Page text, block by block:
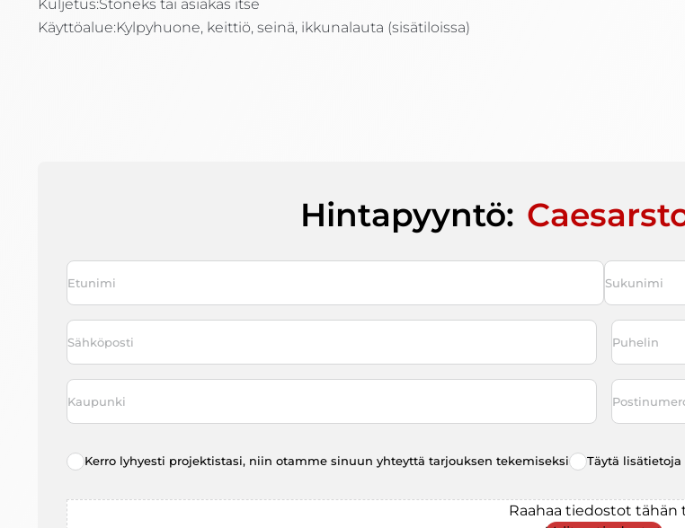
Kuljetus:Stoneks tai asiakas itse
Käyttöalue:Kylpyhuone, keittiö, seinä, ikkunalauta (sisätiloissa)
Hintapyyntö:
Nimi
Sähköposti Puhelin
Kaupunki
Radio
Kerro lyhyesti projektistasi, niin otamme sinuun yhteyttä tarjouksen tekemiseksi Täytä
File
Raahaa tiedostot tähän